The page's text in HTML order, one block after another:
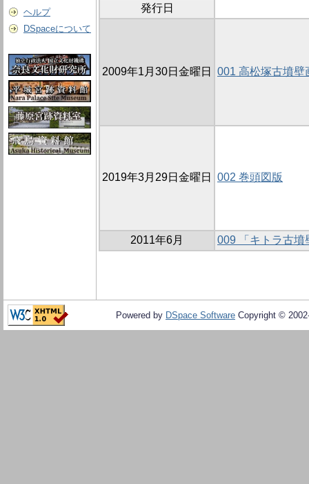
ヘルプ
DSpaceについて
発行日
2009年1月30日金曜日 001 高松塚古墳壁
2019年3月29日金曜日 002 巻頭図版
2011年6月 009 「キトラ古墳
Powered by DSpace Software Copyright ©